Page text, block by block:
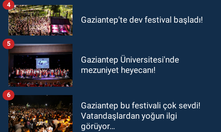
Gaziantep'te dev festival başladı!
4
Gaziantep Üniversitesi'nde
mezuniyet heyecanı!
5
Gaziantep bu festivali çok sevdi!
Vatandaşlardan yoğun ilgi
görüyor…
6